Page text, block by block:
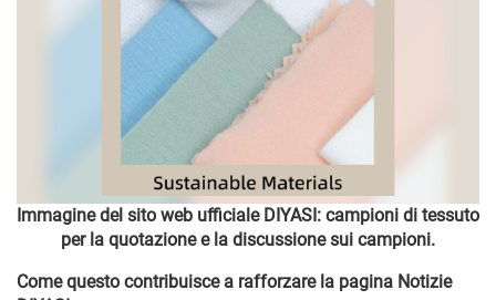
Immagine del sito web ufficiale DIYASI: campioni di tessuto
per la quotazione e la discussione sui campioni.
Come questo contribuisce a rafforzare la pagina Notizie